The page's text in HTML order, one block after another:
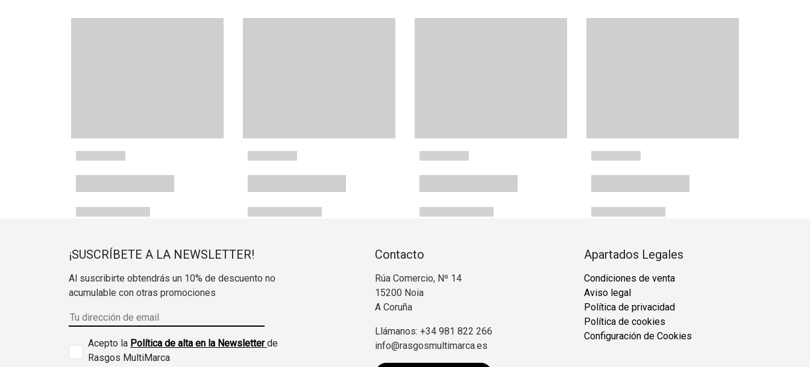
¡SUSCRÍBETE A LA NEWSLETTER!
Al suscribirte obtendrás un 10% de descuento no
acumulable con otras promociones
Acepto la Política de alta en la Newsletterde
Rasgos MultiMarca
Contacto
Rúa Comercio, Nº 14
15200 Noia
A Coruña
Llámanos: +34 981 822 266
info@rasgosmultimarca.es
Apartados Legales
Condiciones de venta
Aviso legal
Política de privacidad
Política de cookies
Configuración de Cookies